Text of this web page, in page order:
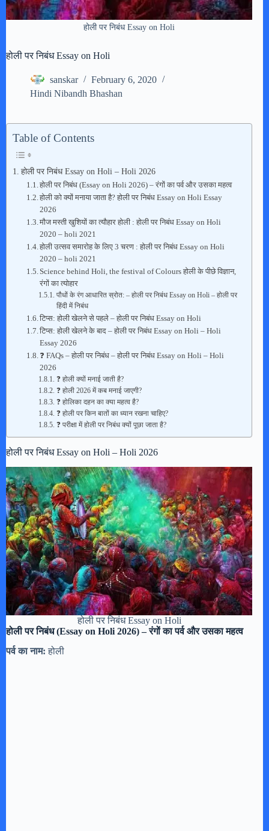
होली पर निबंध Essay on Holi
होली पर निबंध Essay on Holi
sanskar
February 6, 2020
Hindi Nibandh Bhashan
Table of Contents
होली पर निबंध Essay on Holi – Holi 2026
होली पर निबंध (Essay on Holi 2026) – रंगों का पर्व और उसका महत्व
होली को क्यों मनाया जाता है? होली पर निबंध Essay on Holi Essay
2026
मौज मस्ती खुशियों का त्यौहार होली : होली पर निबंध Essay on Holi
2020 – holi 2021
होली उत्सव समारोह के लिए 3 चरण : होली पर निबंध Essay on Holi
2020 – holi 2021
Science behind Holi, the festival of Colours होली के पीछे विज्ञान,
रंगों का त्योहार
पौधों के रंग आधारित स्रोत: – होली पर निबंध Essay on Holi – होली पर
हिंदी में निबंध
टिप्स: होली खेलने से पहले – होली पर निबंध Essay on Holi
टिप्स: होली खेलने के बाद – होली पर निबंध Essay on Holi – Holi
Essay 2026
❓ FAQs – होली पर निबंध – होली पर निबंध Essay on Holi – Holi
2026
❓ होली क्यों मनाई जाती है?
❓ होली 2026 में कब मनाई जाएगी?
❓ होलिका दहन का क्या महत्व है?
❓ होली पर किन बातों का ध्यान रखना चाहिए?
❓ परीक्षा में होली पर निबंध क्यों पूछा जाता है?
होली पर निबंध Essay on Holi – Holi 2026
होली पर निबंध Essay on Holi
होली पर निबंध (Essay on Holi 2026) – रंगों का पर्व और उसका महत्व
पर्व का नाम: होली